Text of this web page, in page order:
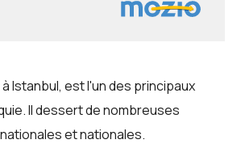
Istanbul, est l'un des principaux
Il dessert de nombreuses
et nationales.